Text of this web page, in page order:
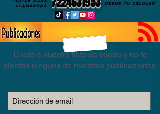
LLAMARNOS
DESDE TU CELULAR
Únete a nuestra lista de correo y no te
pierdas ninguna de nuestras publicaciones.